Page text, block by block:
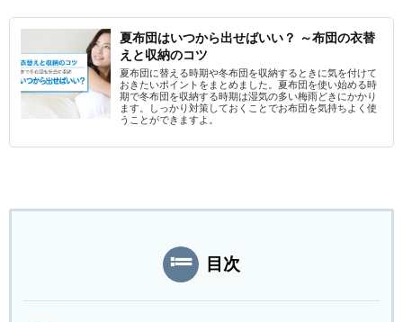
夏布団はいつから出せばいい？ ～布団の衣替
えと収納のコツ
夏布団に替える時期や冬布団を収納するときに気を付けて
おきたいポイントをまとめました。夏布団を使い始める時
期で冬布団を収納する時期は湿気の多い梅雨どきにかかり
ます。しっかり対策しておくことでお布団を気持ちよく使
うことができますよ。
目次